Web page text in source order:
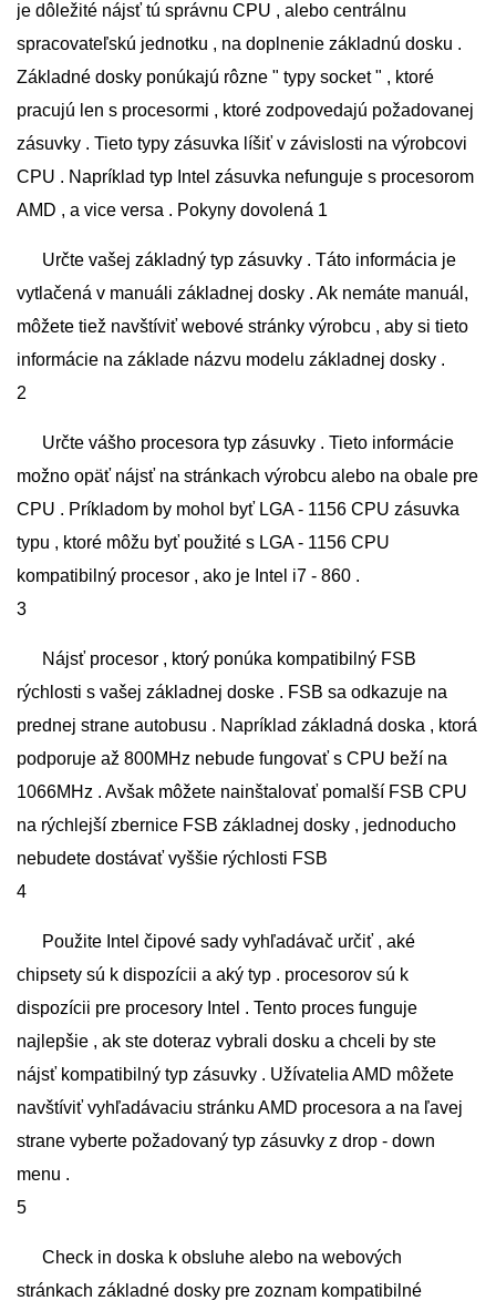
je dôležité nájsť tú správnu CPU , alebo centrálnu
spracovateľskú jednotku , na doplnenie základnú dosku .
Základné dosky ponúkajú rôzne " typy socket " , ktoré
pracujú len s procesormi , ktoré zodpovedajú požadovanej
zásuvky . Tieto typy zásuvka líšiť v závislosti na výrobcovi
CPU . Napríklad typ Intel zásuvka nefunguje s procesorom
AMD , a vice versa . Pokyny dovolená 1
Určte vašej základný typ zásuvky . Táto informácia je
vytlačená v manuáli základnej dosky . Ak nemáte manuál,
môžete tiež navštíviť webové stránky výrobcu , aby si tieto
informácie na základe názvu modelu základnej dosky .
2
Určte vášho procesora typ zásuvky . Tieto informácie
možno opäť nájsť na stránkach výrobcu alebo na obale pre
CPU . Príkladom by mohol byť LGA - 1156 CPU zásuvka
typu , ktoré môžu byť použité s LGA - 1156 CPU
kompatibilný procesor , ako je Intel i7 - 860 .
3
Nájsť procesor , ktorý ponúka kompatibilný FSB
rýchlosti s vašej základnej doske . FSB sa odkazuje na
prednej strane autobusu . Napríklad základná doska , ktorá
podporuje až 800MHz nebude fungovať s CPU beží na
1066MHz . Avšak môžete nainštalovať pomalší FSB CPU
na rýchlejší zbernice FSB základnej dosky , jednoducho
nebudete dostávať vyššie rýchlosti FSB
4
Použite Intel čipové sady vyhľadávač určiť , aké
chipsety sú k dispozícii a aký typ . procesorov sú k
dispozícii pre procesory Intel . Tento proces funguje
najlepšie , ak ste doteraz vybrali dosku a chceli by ste
nájsť kompatibilný typ zásuvky . Užívatelia AMD môžete
navštíviť vyhľadávaciu stránku AMD procesora a na ľavej
strane vyberte požadovaný typ zásuvky z drop - down
menu .
5
Check in doska k obsluhe alebo na webových
stránkach základné dosky pre zoznam kompatibilné